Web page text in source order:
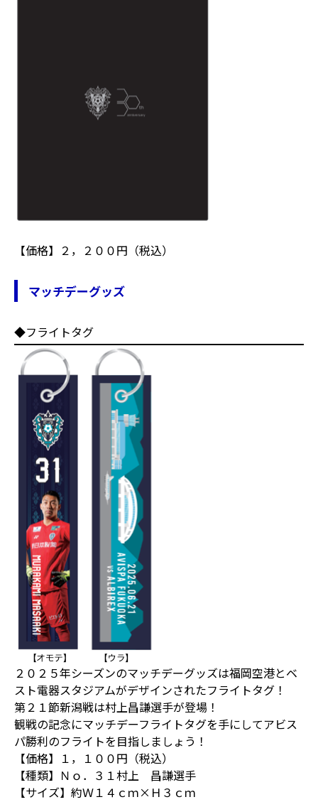
【価格】２，２００円（税込）
マッチデーグッズ
◆フライトタグ
２０２５年シーズンのマッチデーグッズは福岡空港とベ
スト電器スタジアムがデザインされたフライトタグ！
第２１節新潟戦は村上昌謙選手が登場！
観戦の記念にマッチデーフライトタグを手にしてアビス
パ勝利のフライトを目指しましょう！
【価格】１，１００円（税込）
【種類】Ｎｏ．３１村上 昌謙選手
【サイズ】約Ｗ１４ｃｍ×Ｈ３ｃｍ